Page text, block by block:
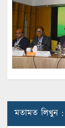
মতামত লিখুন :